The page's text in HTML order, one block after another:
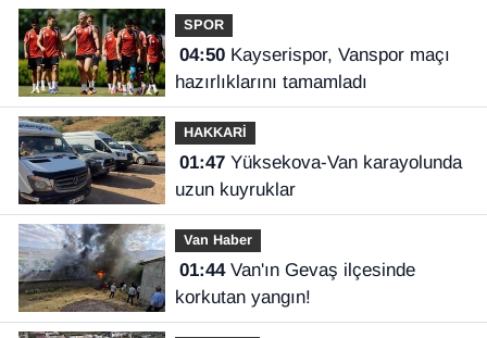
SPOR
04:50Kayserispor, Vanspor maçı
hazırlıklarını tamamladı
HAKKARİ
01:47Yüksekova-Van karayolunda
uzun kuyruklar
Van Haber
01:44Van'ın Gevaş ilçesinde
korkutan yangın!